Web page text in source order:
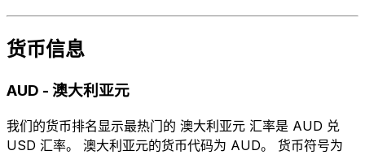
货币信息
AUD - 澳大利亚元
我们的货币排名显示最热门的 澳大利亚元 汇率是 AUD 兑
USD 汇率。 澳大利亚元的货币代码为 AUD。 货币符号为